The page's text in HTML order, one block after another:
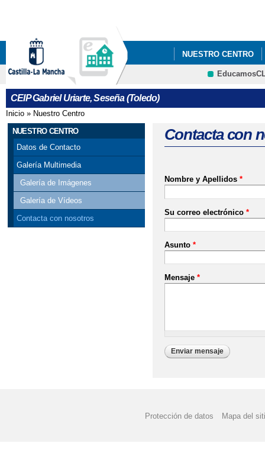
NUESTRO CENTRO
P. DIDÁCTICAS
CEIP Gabriel Uriarte, Seseña (Toledo)
Se encuentra usted aquí
Inicio » Nuestro Centro
NUESTRO CENTRO
Datos de Contacto
Galería Multimedia
Galería de Imágenes
Galería de Vídeos
Contacta con nosotros
Contacta con
Nombre y Apellidos *
Su correo electrónico *
Asunto *
Mensaje *
Protección de datos Mapa del